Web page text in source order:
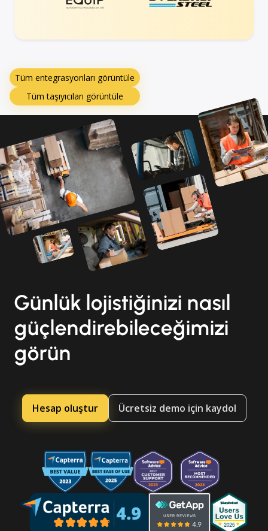
Tüm entegrasyonları görüntüle
Tüm taşıyıcıları görüntüle
Günlük lojistiğinizi nasıl
güçlendirebileceğimizi
görün
Hesap oluştur Ücretsiz demo için kaydol